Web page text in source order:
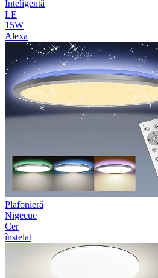
Inteligentă
LE
15W
Alexa
Plafonieră
Nigecue
Cer
înstelat